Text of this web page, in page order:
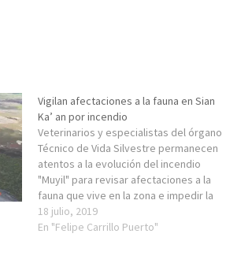
Vigilan afectaciones a la fauna en Sian
Ka’ an por incendio
Veterinarios y especialistas del órgano
Técnico de Vida Silvestre permanecen
atentos a la evolución del incendio
"Muyil" para revisar afectaciones a la
fauna que vive en la zona e impedir la
caza furtiva. La titular del Instituto de
Biodiversidad y Áreas Naturales
18 julio, 2019
En "Felipe Carrillo Puerto"